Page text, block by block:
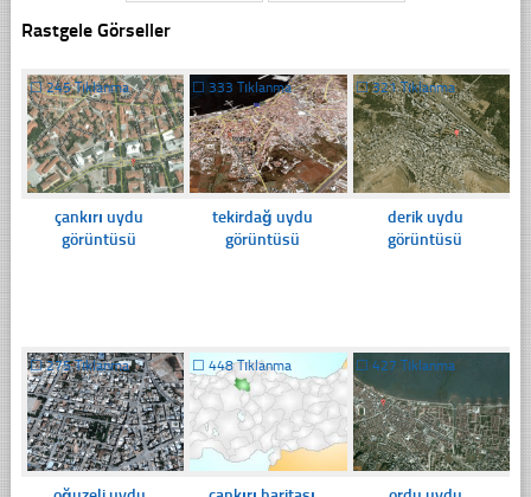
Rastgele Görseller
☐245 Tıklanma
çankırı uydu
görüntüsü
☐333 Tıklanma
tekirdağ uydu
görüntüsü
☐321 Tıklanma
derik uydu
görüntüsü
☐275 Tıklanma ☐448 Tıklanma ☐ 427 Tıklanma